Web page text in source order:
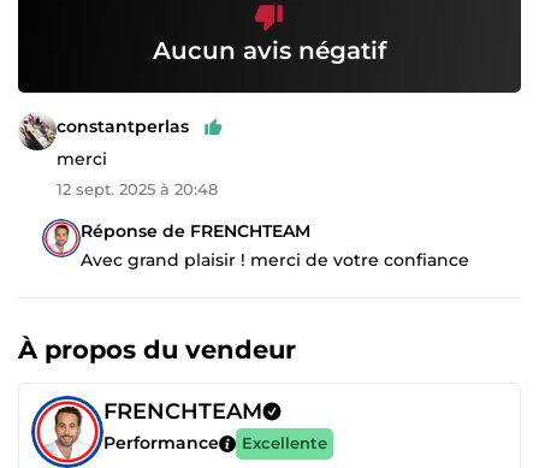
Aucun avis négatif
constantperlas
merci
12 sept. 2025 à 20:48
Réponse de FRENCHTEAM
Avec grand plaisir ! merci de votre confiance
À propos du vendeur
FRENCHTEAM
Performance Excellente